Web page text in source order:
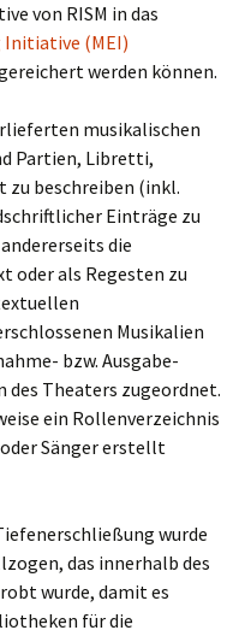
von RISM in das
Initiative (MEI)
werden können.
musikalischen
Partien, Libretti,
beschreiben (inkl.
Einträge zu
die
oder als Regesten zu
Musikalien
bzw. Ausgabe-
des Theaters zugeordnet.
ein Rollenverzeichnis
Sänger erstellt
wurde
das innerhalb des
wurde, damit es
für die